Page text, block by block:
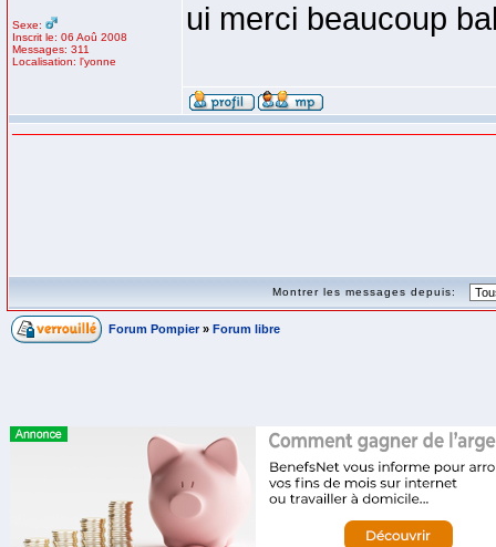
Sexe:
Inscrit le: 06 Aoû 2008
Messages: 311
Localisation: l'yonne
ui merci beaucoup
Montrer les messages depuis:
Forum Pompier » Forum libre